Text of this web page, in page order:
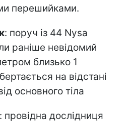
перешийками.
: поруч із 44 Nysa
раніше невідомий
близько 1
на відстані
основного тіла
: провідна дослідниця